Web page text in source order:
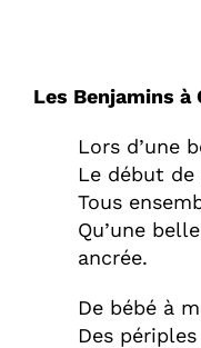
Les Benjamins à
Lors d’une
Le début
Tous
Qu’une
ancrée.
De bébé à
Des